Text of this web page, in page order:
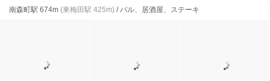
南森町駅 674m (東梅田駅 425m) / バル、居酒屋、ステーキ